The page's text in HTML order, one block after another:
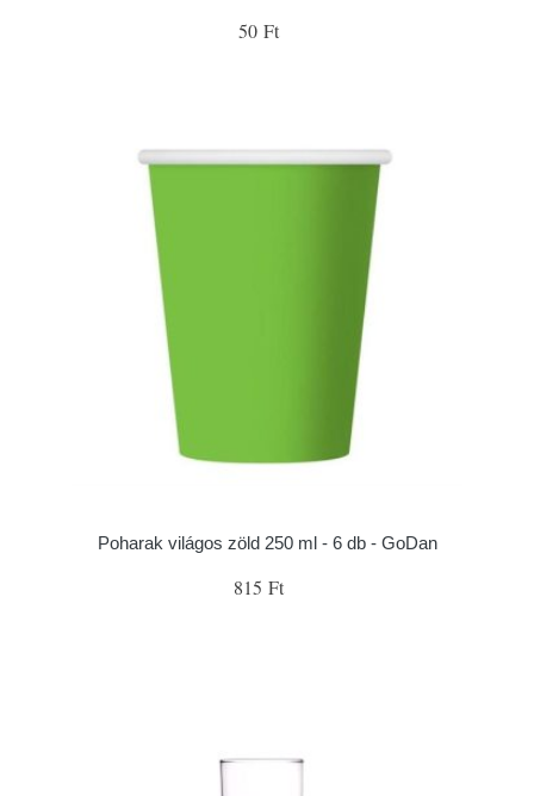
50 Ft
Poharak világos zöld 250 ml - 6 db - GoDan
815 Ft